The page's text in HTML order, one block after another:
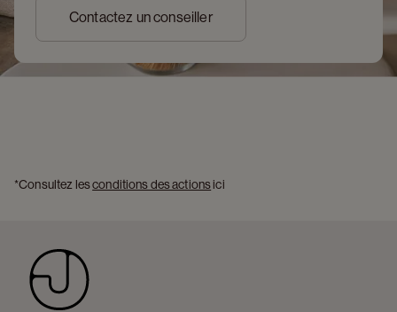
Contactez un conseiller
*Consultez les conditions des actions ici